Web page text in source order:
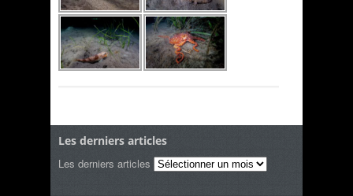
Les derniers articles
Les derniers articles